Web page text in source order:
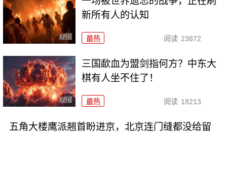
新所有人的认知
最热 阅读 23872
三国歃血为盟剑指何方？中东大
棋有人坐不住了！
最热 阅读 18213
五角大楼鹰派翘首盼进京，北京连门缝都没给留